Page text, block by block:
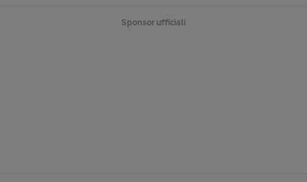
Sponsor ufficiali